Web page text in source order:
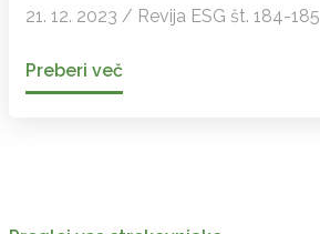
21. 12. 2023 / Revija ESG št. 184-185
Preberi več